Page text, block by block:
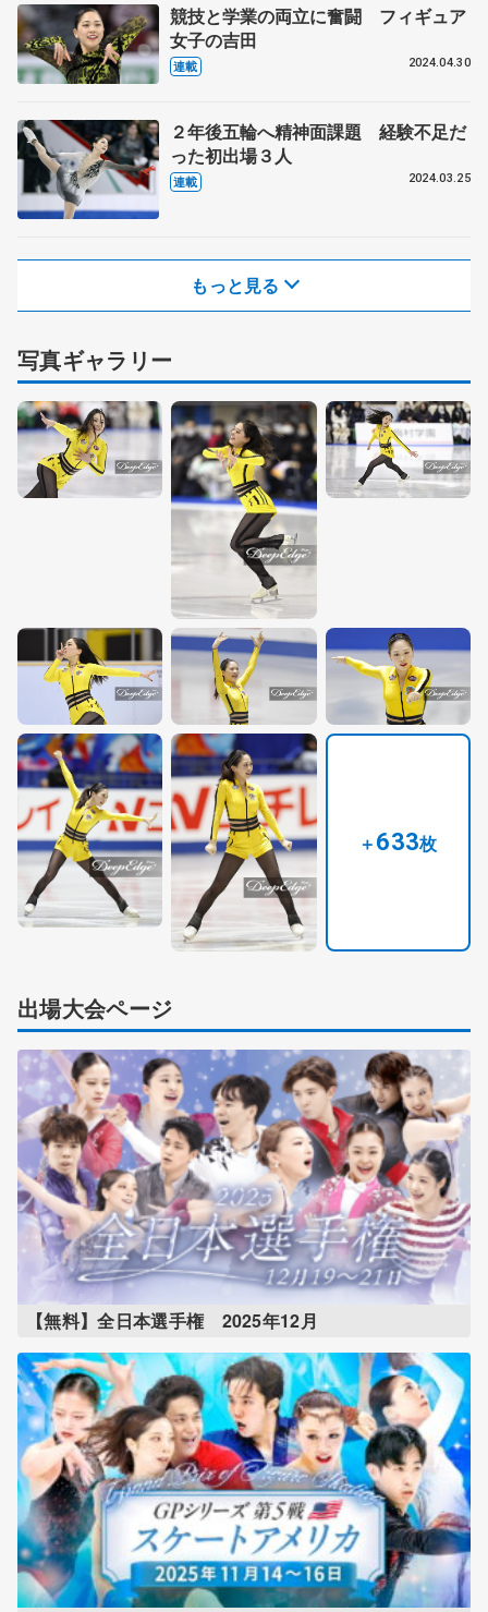
競技と学業の両立に奮闘 フィギュア
女子の吉田
連載 2024.04.30
２年後五輪へ精神面課題 経験不足だ
った初出場３人
連載 2024.03.25
もっと見る
写真ギャラリー
＋633枚
出場大会ページ
【無料】全日本選手権 2025年12月